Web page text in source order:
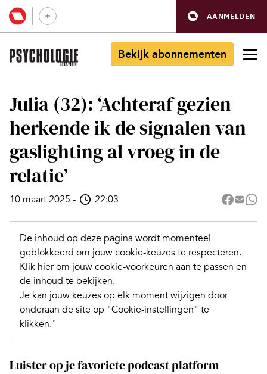
AANMELDEN
Bekijk abonnementen
Julia (32): ‘Achteraf gezien
herkende ik de signalen van
gaslighting al vroeg in de
relatie’
10 maart 2025 - 22:03
De inhoud op deze pagina wordt momenteel
geblokkeerd om jouw cookie-keuzes te respecteren.
Klik hier om jouw cookie-voorkeuren aan te passen en
de inhoud te bekijken.
Je kan jouw keuzes op elk moment wijzigen door
onderaan de site op "Cookie-instellingen" te
klikken."
Luister op je favoriete podcast platform